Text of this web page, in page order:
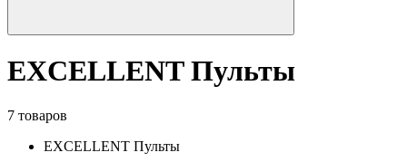
EXCELLENT Пульты
7 товаров
EXCELLENT Пульты